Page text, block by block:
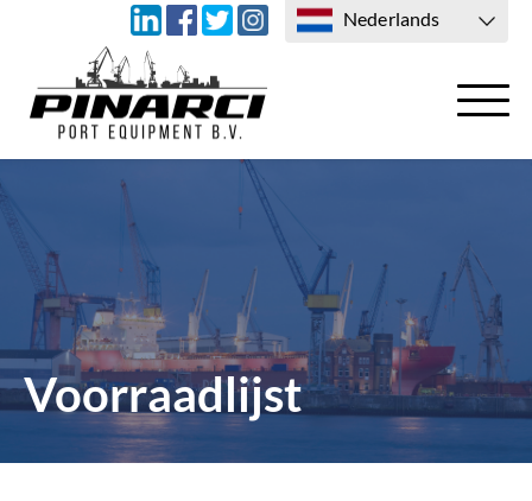
Nederlands
TRANSPORT
CONTACT
Voorraadlijst